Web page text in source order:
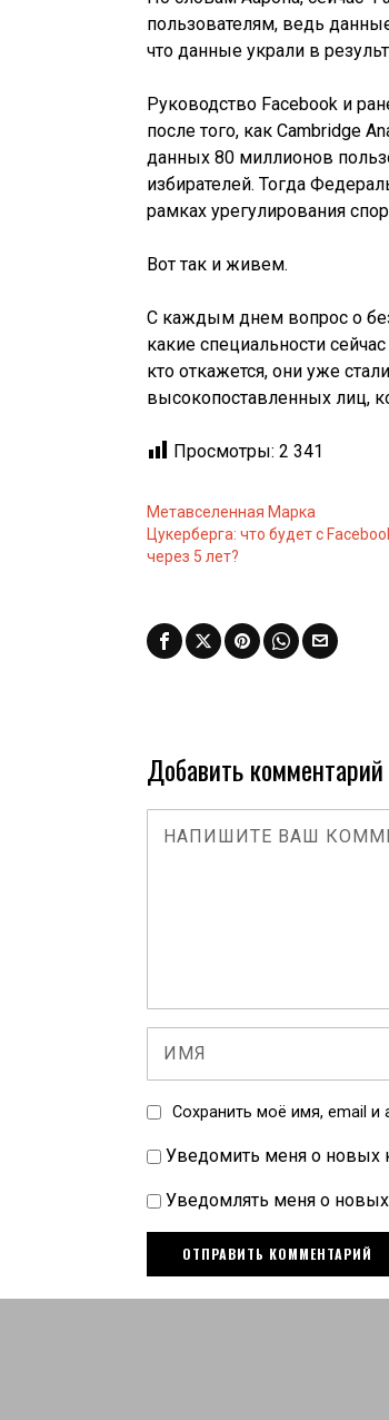
пользователям, ведь
что данные украли в
Руководство Facebook и
после того, как Cambridge
данных 80 миллионов
избирателей. Тогда
рамках урегулирования
Вот так и живем.
С каждым днем вопрос о
какие специальности
кто откажется, они уже
высокопоставленных лиц,
Просмотры: 2 341
Метавселенная Марка
Цукерберга: что будет с
через 5 лет?
Добавить комментарий
Сохранить моё имя, email
Уведомить меня о новых
Уведомлять меня о новых